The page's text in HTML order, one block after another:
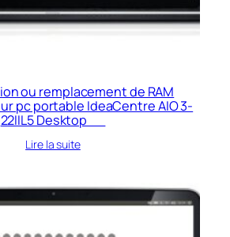
ou remplacement de RAM
pc portable IdeaCentre AIO 3-
22IIL5 Desktop
Lire la suite